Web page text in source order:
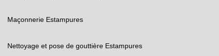
Maçonnerie Estampures
Nettoyage et pose de gouttière Estampures